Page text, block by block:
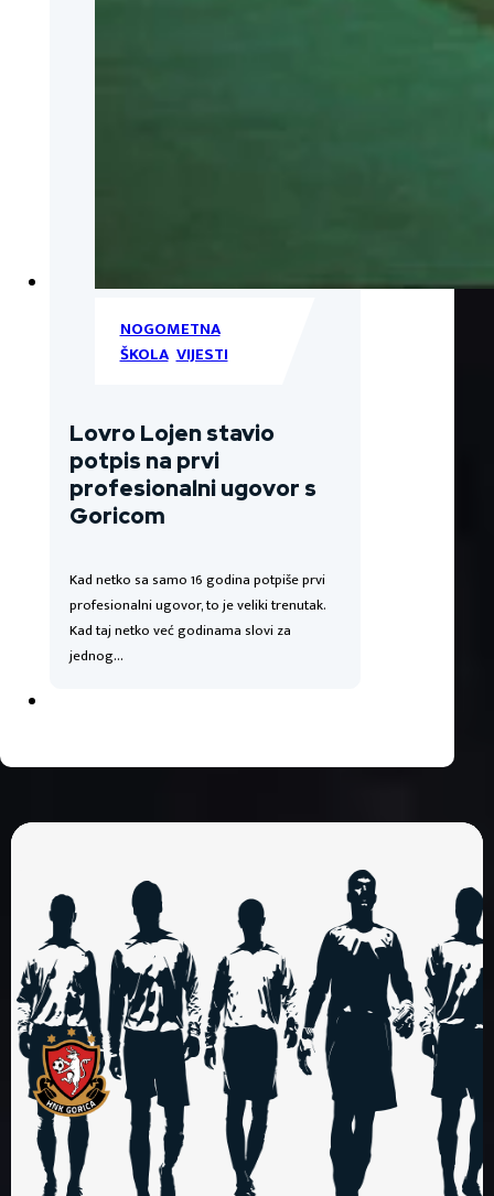
NOGOMETNA
ŠKOLA,VIJESTI
Lovro Lojen stavio
potpis na prvi
profesionalni ugovor s
Goricom
Kad netko sa samo 16 godina potpiše prvi
profesionalni ugovor, to je veliki trenutak.
Kad taj netko već godinama slovi za
jednog…